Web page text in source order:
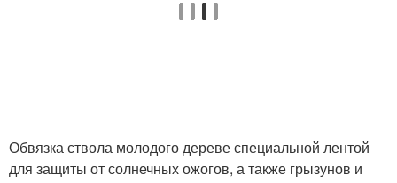
Обвязка ствола молодого дереве специальной лентой
для защиты от солнечных ожогов, а также грызунов и